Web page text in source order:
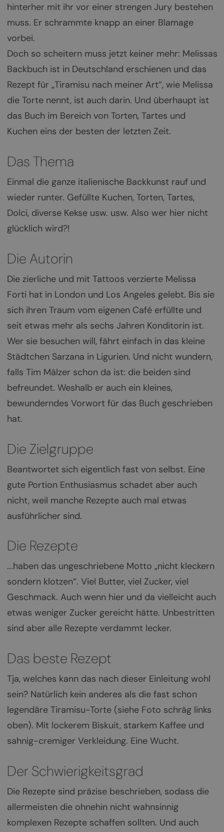
hinterher mit ihr vor einer strengen Jury bestehen
muss. Er schrammte knapp an einer Blamage
vorbei.
Doch so scheitern muss jetzt keiner mehr: Melissas
Backbuch ist in Deutschland erschienen und das
Rezept für „Tiramisu nach meiner Art“, wie Melissa
die Torte nennt, ist auch darin. Und überhaupt ist
das Buch im Bereich von Torten, Tartes und
Kuchen eins der besten der letzten Zeit.
Das Thema
Einmal die ganze italienische Backkunst rauf und
wieder runter. Gefüllte Kuchen, Torten, Tartes,
Dolci, diverse Kekse usw. usw. Also wer hier nicht
glücklich wird?!
Die Autorin
Die zierliche und mit Tattoos verzierte Melissa
Forti hat in London und Los Angeles gelebt. Bis sie
sich ihren Traum vom eigenen Café erfüllte und
seit etwas mehr als sechs Jahren Konditorin ist.
Wer sie besuchen will, fährt einfach in das kleine
Städtchen Sarzana in Ligurien. Und nicht wundern,
falls Tim Mälzer schon da ist: die beiden sind
befreundet. Weshalb er auch ein kleines,
bewunderndes Vorwort für das Buch geschrieben
hat.
Die Zielgruppe
Beantwortet sich eigentlich fast von selbst. Eine
gute Portion Enthusiasmus schadet aber auch
nicht, weil manche Rezepte auch mal etwas
ausführlicher sind.
Die Rezepte
...haben das ungeschriebene Motto „nicht kleckern
sondern klotzen“. Viel Butter, viel Zucker, viel
Geschmack. Auch wenn hier und da vielleicht auch
etwas weniger Zucker gereicht hätte. Unbestritten
sind aber alle Rezepte verdammt lecker.
Das beste Rezept
Tja, welches kann das nach dieser Einleitung wohl
sein? Natürlich kein anderes als die fast schon
legendäre Tiramisu-Torte (siehe Foto schräg links
oben). Mit lockerem Biskuit, starkem Kaffee und
sahnig-cremiger Verkleidung. Eine Wucht.
Der Schwierigkeitsgrad
Die Rezepte sind präzise beschrieben, sodass die
allermeisten die ohnehin nicht wahnsinnig
komplexen Rezepte schaffen sollten. Und auch